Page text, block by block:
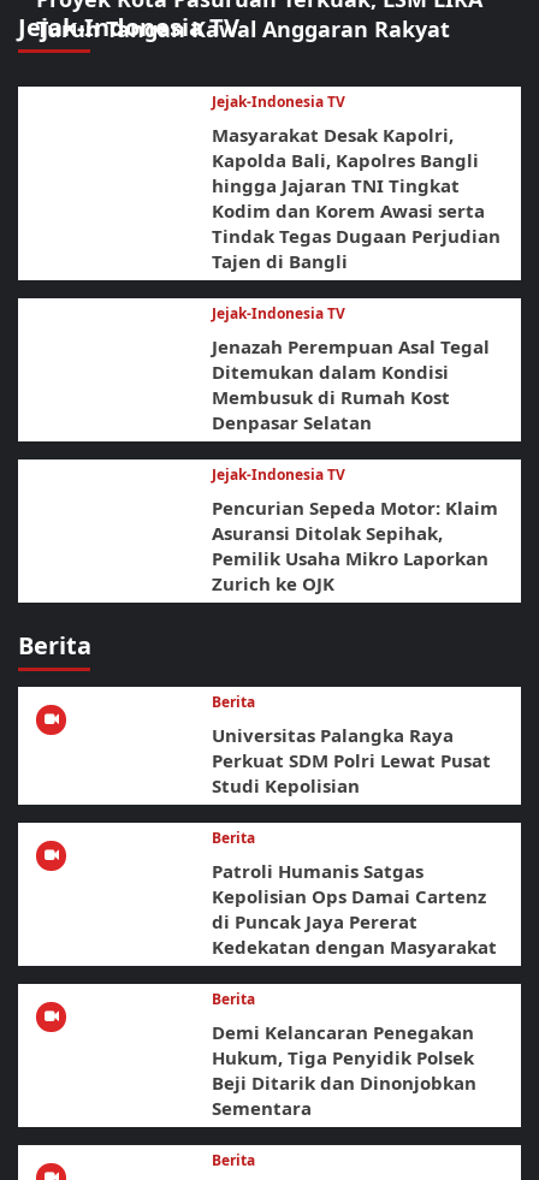
Jejak-Indonesia TV
Turun Tangan Kawal Anggaran Rakyat
Jejak-Indonesia TV
Masyarakat Desak Kapolri,
Kapolda Bali, Kapolres Bangli
hingga Jajaran TNI Tingkat
Kodim dan Korem Awasi serta
Tindak Tegas Dugaan Perjudian
Tajen di Bangli
Jejak-Indonesia TV
Jenazah Perempuan Asal Tegal
Ditemukan dalam Kondisi
Membusuk di Rumah Kost
Denpasar Selatan
Jejak-Indonesia TV
Pencurian Sepeda Motor: Klaim
Asuransi Ditolak Sepihak,
Pemilik Usaha Mikro Laporkan
Zurich ke OJK
Berita
Berita
Universitas Palangka Raya
Perkuat SDM Polri Lewat Pusat
Studi Kepolisian
Berita
Patroli Humanis Satgas
Kepolisian Ops Damai Cartenz
di Puncak Jaya Pererat
Kedekatan dengan Masyarakat
Berita
Demi Kelancaran Penegakan
Hukum, Tiga Penyidik Polsek
Beji Ditarik dan Dinonjobkan
Sementara
Berita